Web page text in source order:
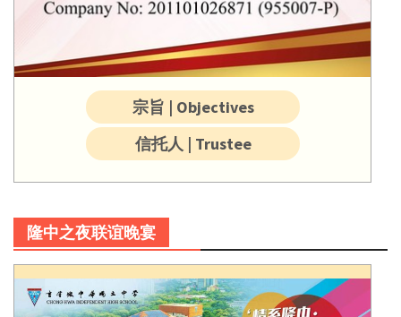
宗旨 | Objectives
信托人 | Trustee
隆中之夜联谊晚宴